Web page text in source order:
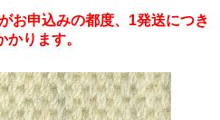
お申込みの都度、1発送につき
ります。